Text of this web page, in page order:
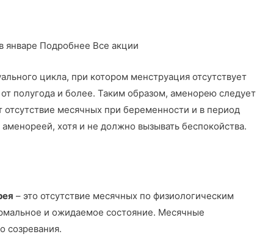
январе Подробнее Все акции
цикла, при котором менструация отсутствует
полугода и более. Таким образом, аменорею следует
отсутствие месячных при беременности и в период
хотя и не должно вызывать беспокойства.
– это отсутствие месячных по физиологическим
и ожидаемое состояние. Месячные
созревания.